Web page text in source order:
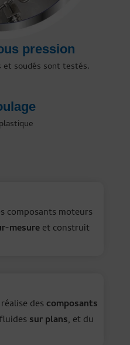
pression
et soudés sont testés.
composants moteurs
mesureet construit
descomposants
sur plans, et du